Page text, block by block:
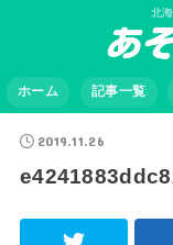
北
ホーム 記事一覧
2019.11.26